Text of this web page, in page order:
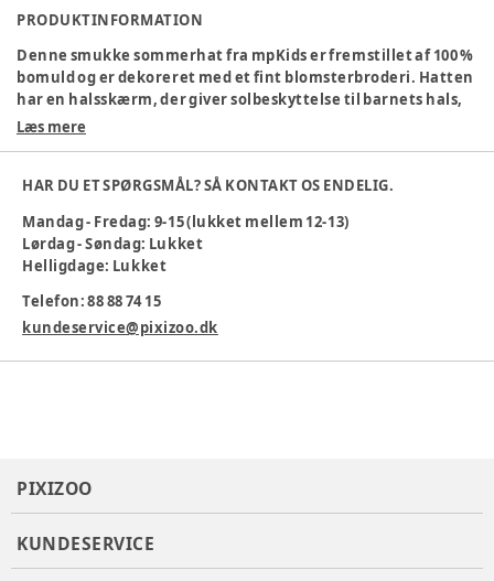
PRODUKTINFORMATION
Denne smukke sommerhat fra mpKids er fremstillet af 100 %
bomuld og er dekoreret med et fint blomsterbroderi. Hatten
har en halsskærm, der giver solbeskyttelse til barnets hals,
og de bløde bånd under hagen sikrer, at hatten bliver på
Farve:Hvid
Materiale :Bomuld
Materialesammensætning
Læs mere
HAR DU ET SPØRGSMÅL? SÅ KONTAKT OS ENDELIG.
Mandag - Fredag: 9-15 (lukket mellem 12-13)
Lørdag - Søndag: Lukket
Helligdage: Lukket
Telefon: 88 88 74 15
kundeservice@pixizoo.dk
PIXIZOO
KUNDESERVICE